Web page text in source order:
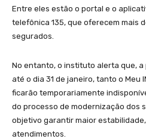
Entre eles estão o portal e o
telefônica 135, que oferecem mais
segurados.
No entanto, o instituto alerta que, a
até o dia 31 de janeiro, tanto o Meu
ficarão temporariamente
do processo de modernização dos
objetivo garantir maior
atendimentos.